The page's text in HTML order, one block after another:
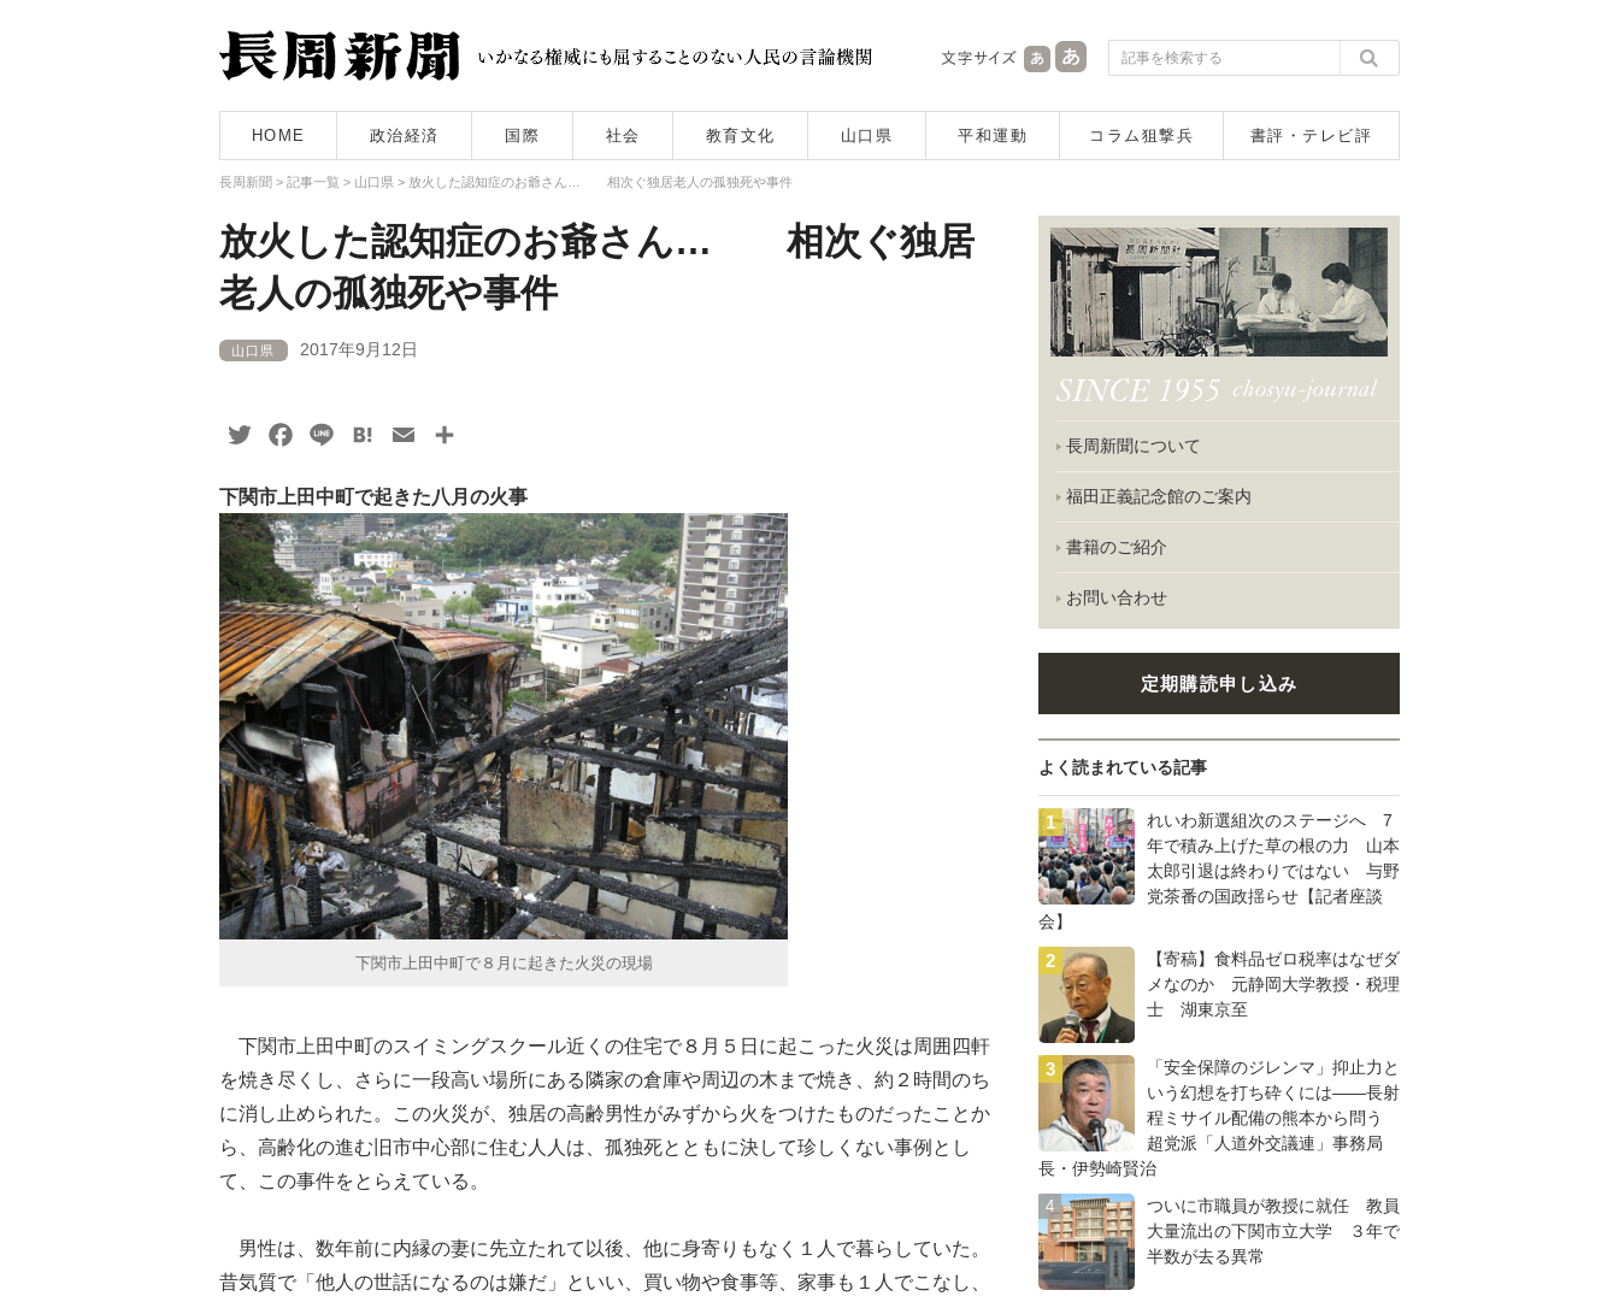
HOME 政治経済 国際 社会 教育文化 山口県 平和運動 コラム狙撃兵 書評・テレビ評
長周新聞 > 記事一覧 > 山口県 > 放火した認知症のお爺さん… 相次ぐ独居老人の孤独死や事件
放火した認知症のお爺さん… 相次ぐ独居
老人の孤独死や事件
山口県 2017年9月12日
TwitterFacebook
Line HatenaEmail
下関市上田中町で起きた八月の火事
下関市上田中町で８月に起きた火災の現場
下関市上田中町のスイミングスクール近くの住宅で８月５日に起こった火災は周囲四軒
を焼き尽くし、さらに一段高い場所にある隣家の倉庫や周辺の木まで焼き、約２時間のち
に消し止められた。この火災が、独居の高齢男性がみずから火をつけたものだったことか
ら、高齢化の進む旧市中心部に住む人人は、孤独死とともに決して珍しくない事例とし
て、この事件をとらえている。
男性は、数年前に内縁の妻に先立たれて以後、他に身寄りもなく１人で暮らしていた。
昔気質で「他人の世話になるのは嫌だ」といい、買い物や食事等、家事も１人でこなし、
長周新聞について
福田正義記念館のご案内
書籍のご紹介
お問い合わせ
定期購読申し込み
よく読まれている記事
れいわ新選組次のステージへ 7
年で積み上げた草の根の力 山本
太郎引退は終わりではない 与野
党茶番の国政揺らせ【記者座談
会】
【寄稿】食料品ゼロ税率はなぜダ
メなのか 元静岡大学教授・税理
士 湖東京至
「安全保障のジレンマ」抑止力と
いう幻想を打ち砕くには――長射
程ミサイル配備の熊本から問う
超党派「人道外交議連」事務局
長・伊勢崎賢治
ついに市職員が教授に就任 教員
大量流出の下関市立大学 ３年で
半数が去る異常